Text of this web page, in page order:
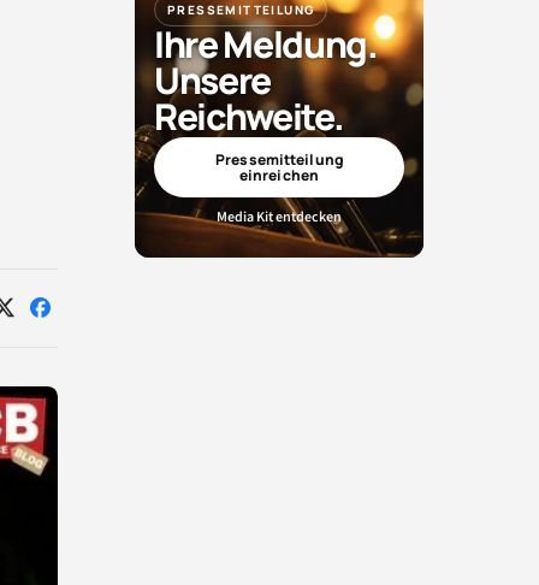
Auf Auf
PRESSEMITTEILUNG
Ihre Meldung.
Unsere
Reichweite.
Pressemitteilung
einreichen
Media Kit entdecken